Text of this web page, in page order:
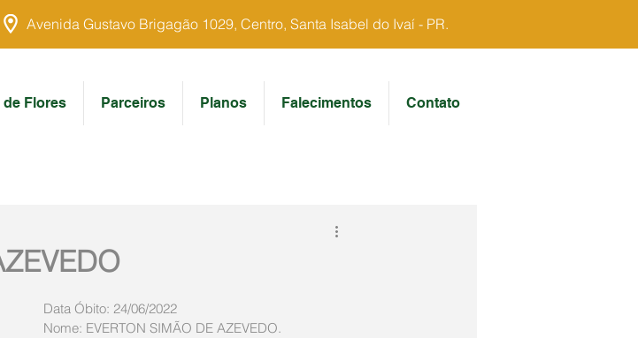
Avenida Gustavo Brigagão 1029, Centro, Santa Isabel do Ivaí - PR.
Flores Parceiros Planos Falecimentos Contato
Data Óbito: 24/06/2022
Nome: EVERTON SIMÃO DE AZEVEDO.